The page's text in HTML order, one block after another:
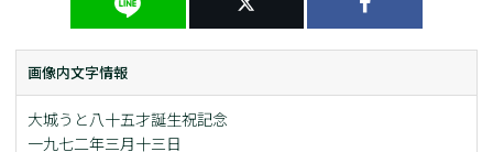
画像内文字情報
大城うと八十五才誕生祝記念
一九七二年三月十三日